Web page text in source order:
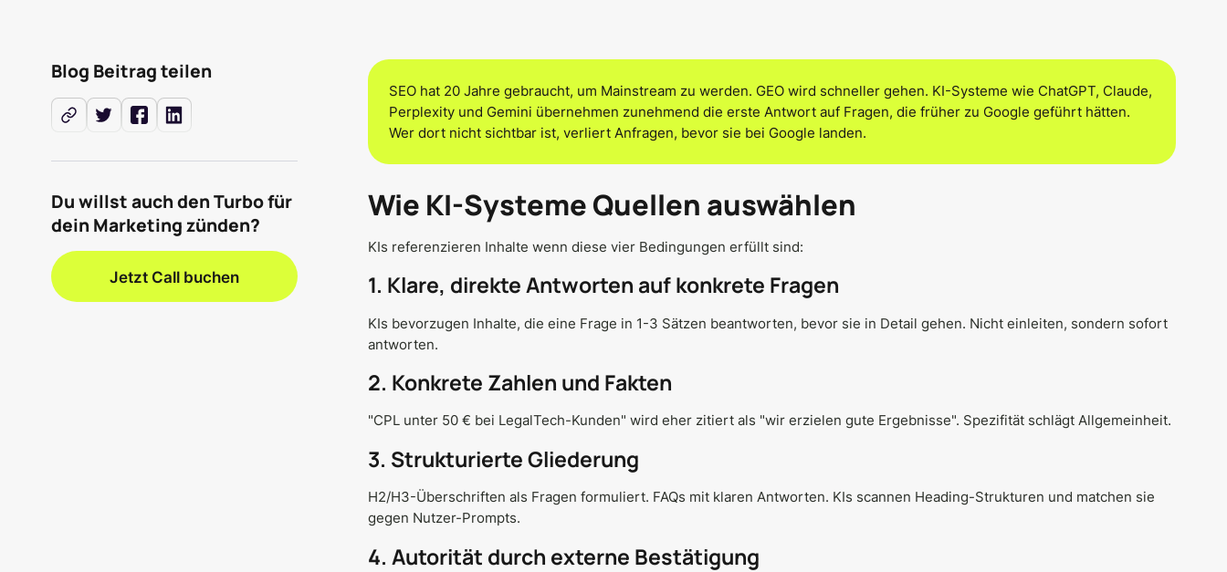
Blog Beitrag teilen
Du willst auch den Turbo für
dein Marketing zünden?
Jetzt Call buchen
SEO hat 20 Jahre gebraucht, um Mainstream zu werden. GEO wird schneller gehen. KI-Systeme wie ChatGPT, Claude,
Perplexity und Gemini übernehmen zunehmend die erste Antwort auf Fragen, die früher zu Google geführt hätten.
Wer dort nicht sichtbar ist, verliert Anfragen, bevor sie bei Google landen.
Wie KI-Systeme Quellen auswählen
KIs referenzieren Inhalte wenn diese vier Bedingungen erfüllt sind:
1. Klare, direkte Antworten auf konkrete Fragen
KIs bevorzugen Inhalte, die eine Frage in 1-3 Sätzen beantworten, bevor sie in Detail gehen. Nicht einleiten, sondern sofort
antworten.
2. Konkrete Zahlen und Fakten
"CPL unter 50 € bei LegalTech-Kunden" wird eher zitiert als "wir erzielen gute Ergebnisse". Spezifität schlägt Allgemeinheit.
3. Strukturierte Gliederung
H2/H3-Überschriften als Fragen formuliert. FAQs mit klaren Antworten. KIs scannen Heading-Strukturen und matchen sie
gegen Nutzer-Prompts.
4. Autorität durch externe Bestätigung